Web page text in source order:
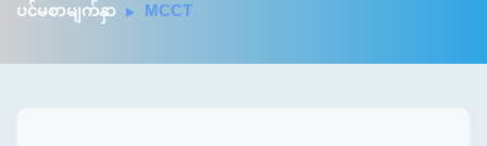
ပင်မစာမျက်နှာ MCCT